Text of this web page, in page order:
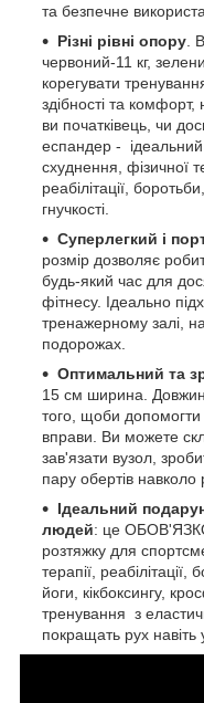
та безпечне
Різні рівні опору .
червоний-11 кг,
корегувати
здібності та комфорт,
ви початківець, чи
еспандер - ідеальний
схуднення, фізичної
реабілітації,
гнучкості.
Суперлегкий і
розмір дозволяє
будь-який час для
фітнесу. Ідеально
тренажерному залі,
подорожах.
Оптимальний та
15 см ширина.
того, щоби
вправи. Ви можете
зав'язати вузол,
пару обертів навколо
Ідеальний
людей: це
розтяжку для
терапії, реабілітації,
йоги, кікбоксингу,
тренування з
покращать рух навіть